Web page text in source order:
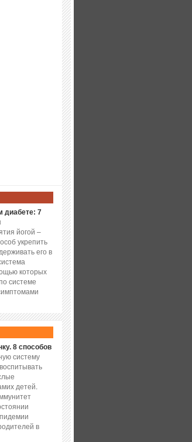
диабете: 7
йогой –
укрепить
его в
которых
системе
8 способов
систему
детей.
в